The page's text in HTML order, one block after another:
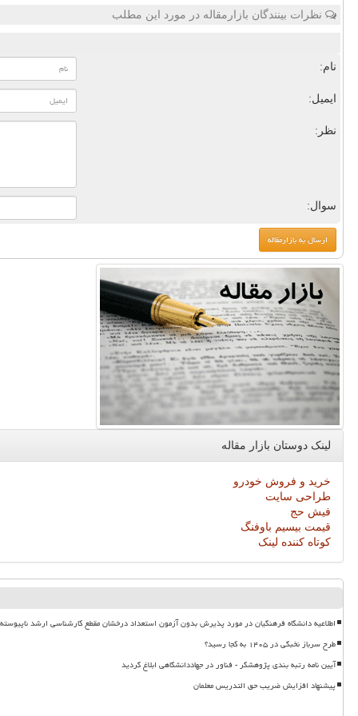
نظرات بینندگان بازارمقاله در مورد این مطلب
نام:
ایمیل:
نظر:
سوال:
لینک دوستان بازار مقاله
خرید و فروش خودرو
طراحی سایت
فیش حج
قیمت بیسیم باوفنگ
کوتاه کننده لینک
اطلاعیه دانشگاه فرهنگیان در مورد پذیرش بدون آزمون استعداد درخشان مقطع کارشناسی ارشد ناپیوسته ۱۴۰۵
طرح سرباز نخبگی در ۱۴۰۵ به کجا رسید؟
آیین نامه رتبه بندی پژوهشگر - فناور در جهاددانشگاهی ابلاغ گردید
پیشنهاد افزایش ضریب حق التدریس معلمان